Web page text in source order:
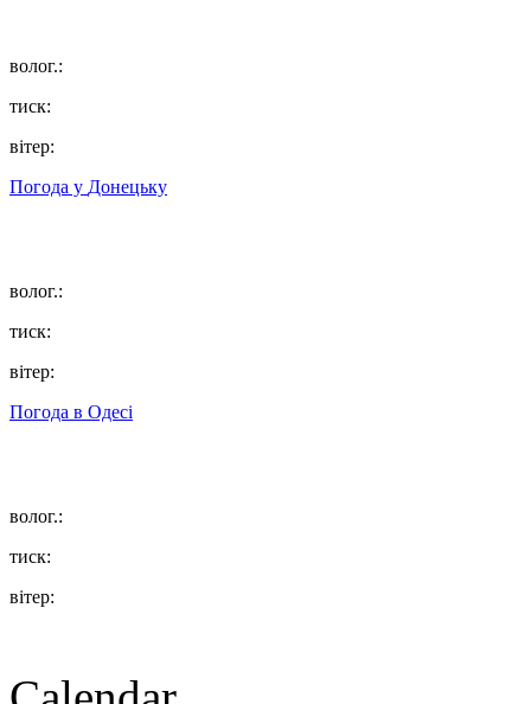
волог.:
тиск:
вітер:
Погода у Донецьку
волог.:
тиск:
вітер:
Погода в Одесі
волог.:
тиск:
вітер: